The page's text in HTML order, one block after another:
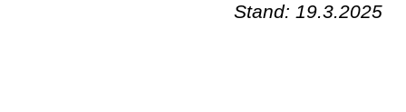
Stand: 19.3.2025